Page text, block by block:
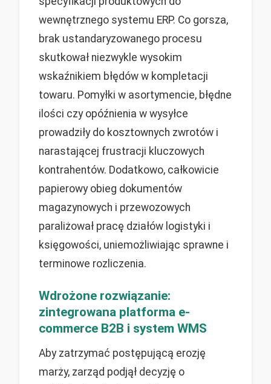
wewnętrznego systemu ERP. Co gorsza,
brak ustandaryzowanego procesu
skutkował niezwykle wysokim
wskaźnikiem błędów w kompletacji
towaru. Pomyłki w asortymencie, błędne
ilości czy opóźnienia w wysyłce
prowadziły do kosztownych zwrotów i
narastającej frustracji kluczowych
kontrahentów. Dodatkowo, całkowicie
papierowy obieg dokumentów
magazynowych i przewozowych
paraliżował pracę działów logistyki i
księgowości, uniemożliwiając sprawne i
terminowe rozliczenia.
Wdrożone rozwiązanie:
zintegrowana platforma e-
commerce B2B i system WMS
Aby zatrzymać postępującą erozję
marży, zarząd podjął decyzję o